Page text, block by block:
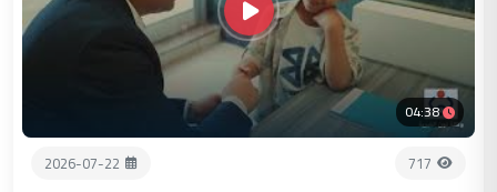
04:38
717
2026-07-22